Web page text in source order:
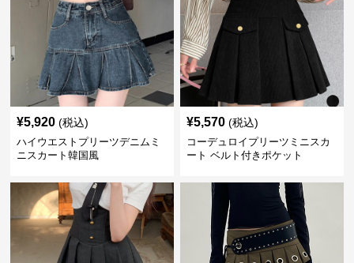
¥5,920 (税込)
ハイウエストプリーツデニムミ
ニスカート韓国風
¥5,570 (税込)
コーデュロイプリーツミニスカ
ート ベルト付きポケット